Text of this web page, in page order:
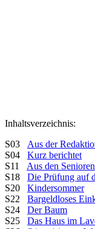
Inhaltsverzeichnis:
S03 Aus der
S04 Kurz berichtet
S11 Aus den
S18 Die Prüfung auf
S20 Kindersommer
S22 Bargeldloses
S24 Der Baum
S25 Das Haus im